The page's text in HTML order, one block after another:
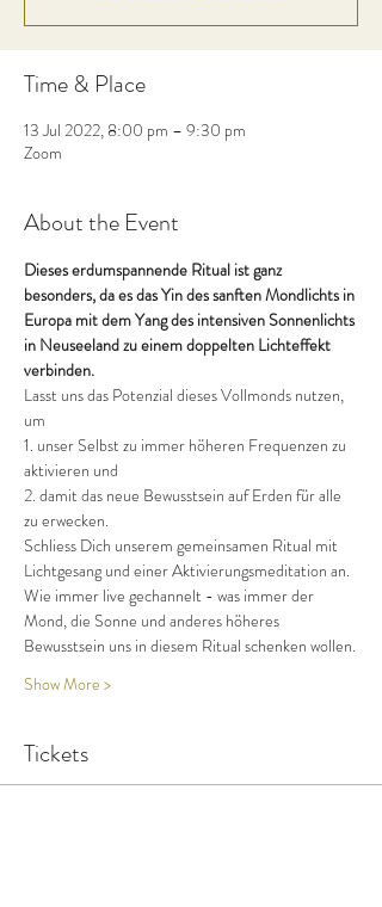
Time & Place
13 Jul 2022, 8:00 pm – 9:30 pm
Zoom
About the Event
Dieses erdumspannende Ritual ist ganz
besonders, da es das Yin des sanften Mondlichts in
Europa mit dem Yang des intensiven Sonnenlichts
in Neuseeland zu einem doppelten Lichteffekt
verbinden.
Lasst uns das Potenzial dieses Vollmonds nutzen,
um
1. unser Selbst zu immer höheren Frequenzen zu
aktivieren und
2. damit das neue Bewusstsein auf Erden für alle
zu erwecken.
Schliess Dich unserem gemeinsamen Ritual mit
Lichtgesang und einer Aktivierungsmeditation an.
Wie immer live gechannelt - was immer der
Mond, die Sonne und anderes höheres
Bewusstsein uns in diesem Ritual schenken wollen.
Show More >
Tickets